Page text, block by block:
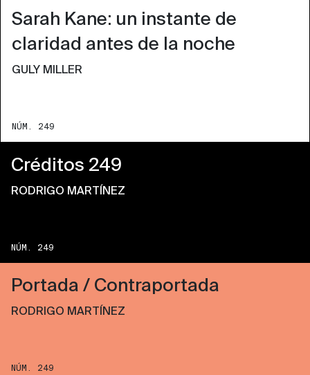
Sarah Kane: un instante de
claridad antes de la noche
GULY MILLER
NÚM. 249
Créditos 249
RODRIGO MARTÍNEZ
NÚM. 249
Portada / Contraportada
RODRIGO MARTÍNEZ
NÚM. 249